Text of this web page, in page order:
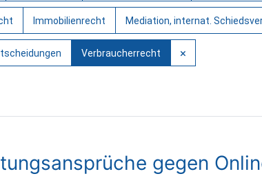
Immobilienrecht Mediation, internat.
Verbraucherrecht ×
gegen